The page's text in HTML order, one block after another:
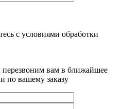
с условиями обработки
вам в ближайшее
по вашему заказу